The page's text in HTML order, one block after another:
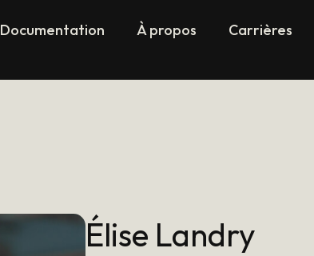
Documentation À propos Carrières
Élise Landry